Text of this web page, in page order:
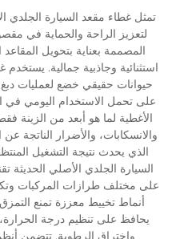
تمثل غطاء مقعد السيارة الجلدي
لتعزيز الراحة والحماية في
المصممة بعناية بتحويل
استثنائية وجاذبية جمالية.
حيوانات حقيقي خضع لعمليات دبغ
على تحمل الاستخدام اليومي في
الأغطية لما هو أبعد من الزينة
والانسكابات، والأضرار الناتجة
الذي يحدث نتيجة التشغيل
السيارة الجلدي الأصلي الحديثة
على مختلف طرازات المركبات
أنماط تخييط معززة تمنع
يحافظ على تنظيم درجة
واختراق الرطوبة. تتضمن